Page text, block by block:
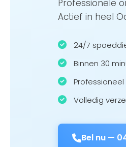
Professionele
Actief in heel
24/7
Binnen 30
Volledig
Bel nu —